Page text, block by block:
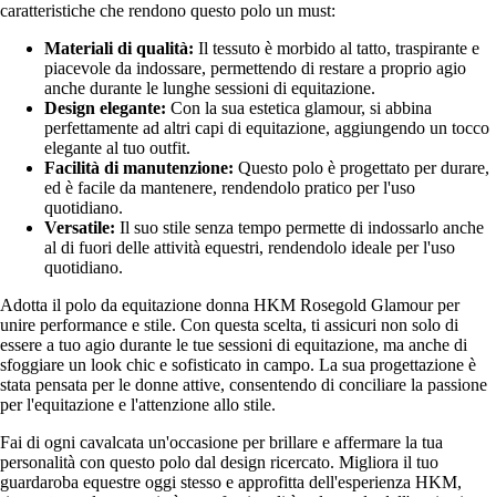
caratteristiche che rendono questo polo un must:
Materiali di qualità: Il tessuto è morbido al tatto, traspirante e
piacevole da indossare, permettendo di restare a proprio agio
anche durante le lunghe sessioni di equitazione.
Design elegante: Con la sua estetica glamour, si abbina
perfettamente ad altri capi di equitazione, aggiungendo un tocco
elegante al tuo outfit.
Facilità di manutenzione: Questo polo è progettato per durare,
ed è facile da mantenere, rendendolo pratico per l'uso
quotidiano.
Versatile: Il suo stile senza tempo permette di indossarlo anche
al di fuori delle attività equestri, rendendolo ideale per l'uso
quotidiano.
Adotta il polo da equitazione donna HKM Rosegold Glamour per
unire performance e stile. Con questa scelta, ti assicuri non solo di
essere a tuo agio durante le tue sessioni di equitazione, ma anche di
sfoggiare un look chic e sofisticato in campo. La sua progettazione è
stata pensata per le donne attive, consentendo di conciliare la passione
per l'equitazione e l'attenzione allo stile.
Fai di ogni cavalcata un'occasione per brillare e affermare la tua
personalità con questo polo dal design ricercato. Migliora il tuo
guardaroba equestre oggi stesso e approfitta dell'esperienza HKM,